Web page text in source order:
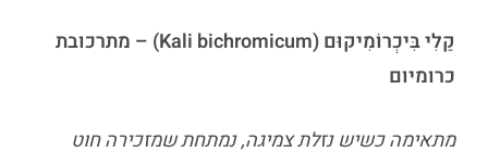
קַלִי בִּיכְרוֹמִיקוּם (Kali bichromicum) – מתרכובת
כרומיום
מתאימה כשיש נזלת צמיגה, נמתחת שמזכירה חוט